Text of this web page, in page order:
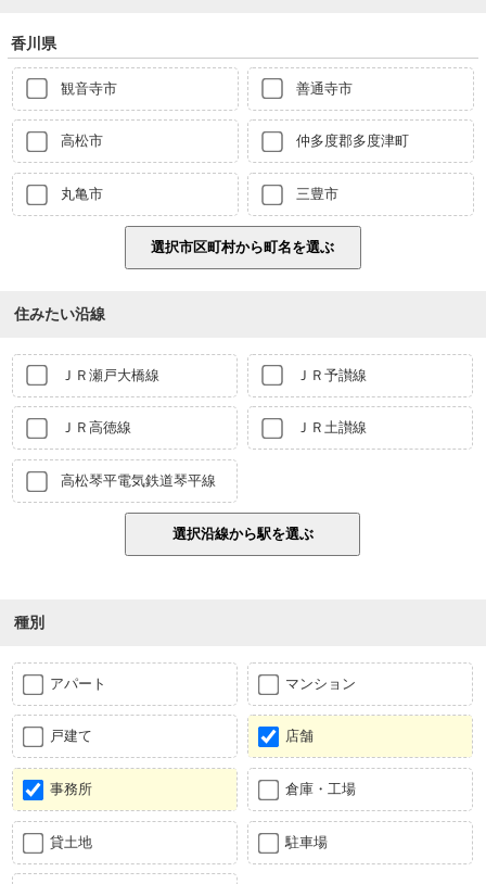
香川県
観音寺市 善通寺市
高松市 仲多度郡多度津町
丸亀市 三豊市
住みたい沿線
ＪＲ瀬戸大橋線 ＪＲ予讃線
ＪＲ高徳線 ＪＲ土讃線
高松琴平電気鉄道琴平線
種別
アパート マンション
戸建て 店舗
事務所 倉庫・工場
貸土地 駐車場